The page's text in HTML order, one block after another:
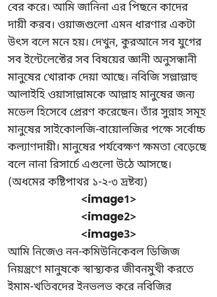
বের করে। আমি জানিনা এর পিছনে কাদের
দায়ী করব। ওয়াজগুলো এমন ধারণার একটা
উৎস বলে মনে হয়। দেখুন, কুরআনে সব যুগের
সব ইন্টেলেক্টের সব বিষয়ের জ্ঞানী অনুসন্ধানী
মানুষের খোরাক দেয়া আছে। নবিজি সল্লাল্লাহু
আলাইহি ওয়াসাল্লামকে আল্লাহ মানুষের জন্য
মডেল হিসেবে প্রেরণ করেছেন। তাঁর সুন্নাহ সমূহ
মানুষের সাইকোলজি-বায়োলজির পক্ষে সর্বোচ্চ
কল্যাণদায়ী। মানুষের পর্যবেক্ষণ ক্ষমতা বেড়েছে
বলে নানা রিসার্চে এগুলো উঠে আসছে।
(অধমের কষ্টিপাথর ১-২-৩ দ্রষ্টব্য)
<image1>
<image2>
<image3>
আমি নিজেও নন-কমিউনিকেবল ডিজিজ
নিয়ন্ত্রণে মানুষকে স্বাস্থ্যকর জীবনমুখী করতে
ইমাম-খতিবদের ইনভলভ করে নবিজির